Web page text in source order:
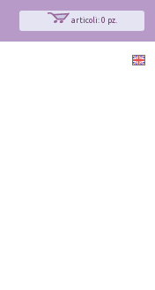
articoli: 0 pz.